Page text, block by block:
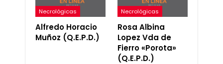
Necrológicas
Alfredo Horacio
Muñoz (Q.E.P.D.)
Necrológicas
Rosa Albina
Lopez Vda de
Fierro «Porota»
(Q.E.P.D.)